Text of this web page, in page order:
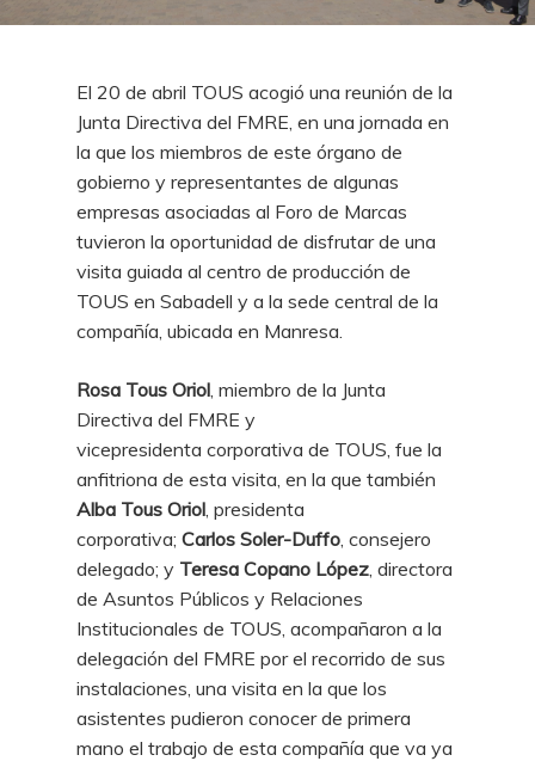
El 20 de abril TOUS acogió una reunión de la
Junta Directiva del FMRE, en una jornada en
la que los miembros de este órgano de
gobierno y representantes de algunas
empresas asociadas al Foro de Marcas
tuvieron la oportunidad de disfrutar de una
visita guiada al centro de producción de
TOUS en Sabadell y a la sede central de la
compañía, ubicada en Manresa.
Rosa Tous Oriol , miembro de la Junta
Directiva del FMRE y
vicepresidenta corporativa de TOUS, fue la
anfitriona de esta visita, en la que también
Alba Tous Oriol , presidenta
corporativa; Carlos Soler-Duffo , consejero
delegado; y Teresa Copano López , directora
de Asuntos Públicos y Relaciones
Institucionales de TOUS, acompañaron a la
delegación del FMRE por el recorrido de sus
instalaciones, una visita en la que los
asistentes pudieron conocer de primera
mano el trabajo de esta compañía que va ya